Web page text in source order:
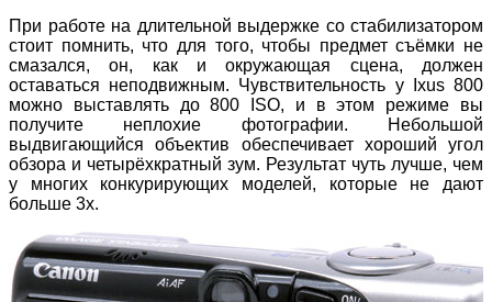
При работе на длительной выдержке со стабилизатором
стоит помнить, что для того, чтобы предмет съёмки не
смазался, он, как и окружающая сцена, должен
оставаться неподвижным. Чувствительность у Ixus 800
можно выставлять до 800 ISO, и в этом режиме вы
получите неплохие фотографии. Небольшой
выдвигающийся объектив обеспечивает хороший угол
обзора и четырёхкратный зум. Результат чуть лучше, чем
у многих конкурирующих моделей, которые не дают
больше 3x.